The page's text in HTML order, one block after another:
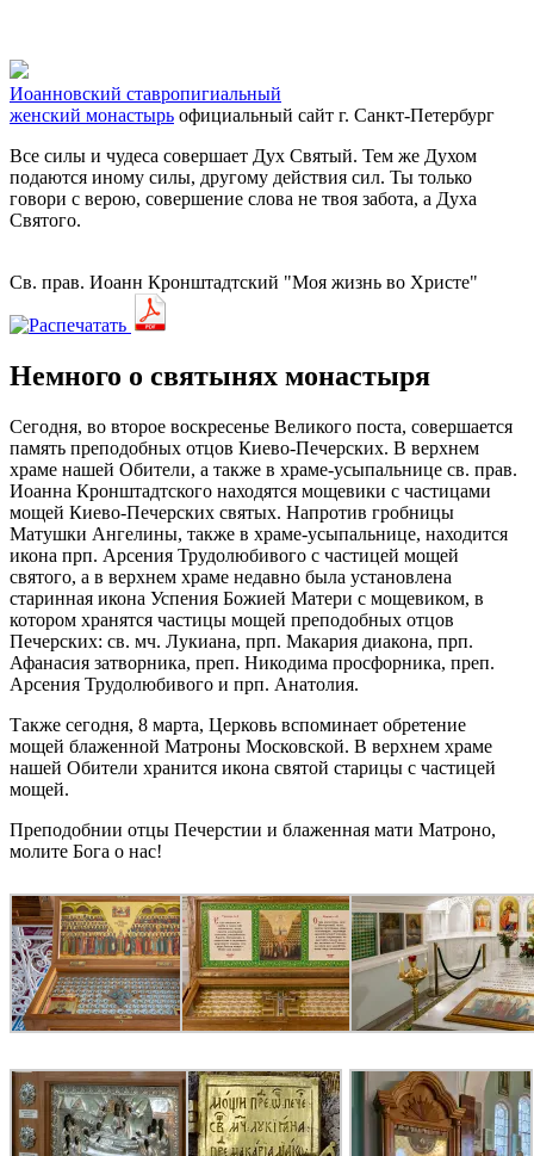
Иоанновский ставропигиальный
женский монастырь официальный сайт г. Санкт-Петербург
Все силы и чудеса совершает Дух Святый. Тем же Духом
подаются иному силы, другому действия сил. Ты только
говори с верою, совершение слова не твоя забота, а Духа
Святого.
Св. прав. Иоанн Кронштадтский "Моя жизнь во Христе"
Немного о святынях монастыря
Сегодня, во второе воскресенье Великого поста, совершается
память преподобных отцов Киево-Печерских. В верхнем
храме нашей Обители, а также в храме-усыпальнице св. прав.
Иоанна Кронштадтского находятся мощевики с частицами
мощей Киево-Печерских святых. Напротив гробницы
Матушки Ангелины, также в храме-усыпальнице, находится
икона прп. Арсения Трудолюбивого с частицей мощей
святого, а в верхнем храме недавно была установлена
старинная икона Успения Божией Матери с мощевиком, в
котором хранятся частицы мощей преподобных отцов
Печерских: св. мч. Лукиана, прп. Макария диакона, прп.
Афанасия затворника, преп. Никодима просфорника, преп.
Арсения Трудолюбивого и прп. Анатолия.
Также сегодня, 8 марта, Церковь вспоминает обретение
мощей блаженной Матроны Московской. В верхнем храме
нашей Обители хранится икона святой старицы с частицей
мощей.
Преподобнии отцы Печерстии и блаженная мати Матроно,
молите Бога о нас!